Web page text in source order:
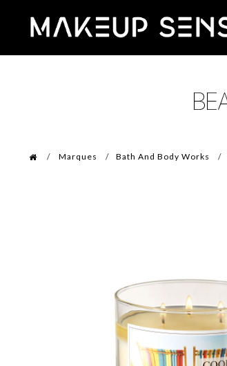
Catégories
Marques Bath And Body Works